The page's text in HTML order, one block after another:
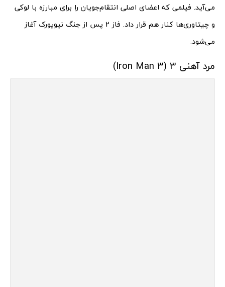
می‌آید. فیلمی که اعضای اصلی انتقام‌جویان را برای مبارزه با لوکی
و چیتاوری‌ها کنار هم قرار داد. فاز 2 پس از جنگ نیویورک آغاز
می‌شود.
مرد آهنی 3 (Iron Man 3)